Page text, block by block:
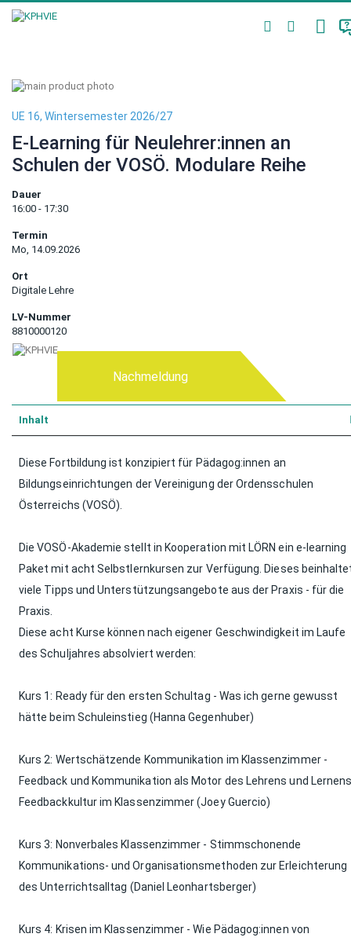
Direkt
zum
Suche
Zum
der
springen
Anfang
Bildergalerie
springen
UE 16, Wintersemester 2026/27
E-Learning für Neulehrer:innen an
Schulen der VOSÖ. Modulare Reihe
Dauer
16:00 - 17:30
Termin
Mo, 14.09.2026
Ort
Digitale Lehre
LV-Nummer
8810000120
Nachmeldung
Meine Merkliste
Inhalt
Diese Fortbildung ist konzipiert für Pädagog:innen an
Bildungseinrichtungen der Vereinigung der Ordensschulen
Österreichs (VOSÖ).
Die VOSÖ-Akademie stellt in Kooperation mit LÖRN ein e-learning
Paket mit acht Selbstlernkursen zur Verfügung. Dieses
viele Tipps und Unterstützungsangebote aus der Praxis - für die
Praxis.
Diese acht Kurse können nach eigener Geschwindigkeit im Laufe
des Schuljahres absolviert werden:
Kurs 1: Ready für den ersten Schultag - Was ich gerne gewusst
hätte beim Schuleinstieg (Hanna Gegenhuber)
Kurs 2: Wertschätzende Kommunikation im Klassenzimmer -
Feedback und Kommunikation als Motor des Lehrens und
Feedbackkultur im Klassenzimmer (Joey Guercio)
Kurs 3: Nonverbales Klassenzimmer - Stimmschonende
Kommunikations- und Organisationsmethoden zur Erleichterung
des Unterrichtsalltag (Daniel Leonhartsberger)
Kurs 4: Krisen im Klassenzimmer - Wie Pädagog:innen von